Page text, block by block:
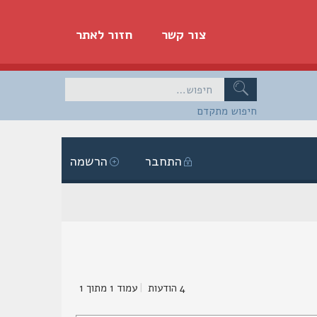
חזור לאתר צור קשר
חיפוש מתקדם
הרשמה התחבר
4 הודעות | עמוד 1 מתוך 1